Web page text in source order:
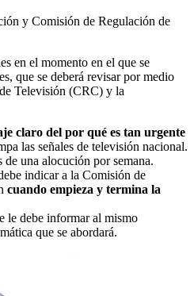
y Comisión de Regulación de
en el momento en el que se
que se deberá revisar por medio
Televisión (CRC) y la
claro del por qué es tan urgente
las señales de televisión nacional.
de una alocución por semana.
indicar a la Comisión de
cuando empieza y termina la
le debe informar al mismo
que se abordará.